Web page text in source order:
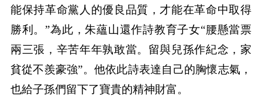
能保持革命黨人的優良品質，才能在革命中取得
勝利。”為此，朱蘊山還作詩教育子女“腰懸當票
兩三張，辛苦年年孰敢當。留與兒孫作紀念，家
貧從不羨豪強”。他依此詩表達自己的胸懷志氣，
也給子孫們留下了寶貴的精神財富。